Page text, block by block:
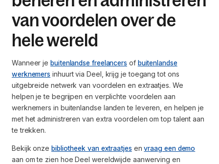
van voordelen over de
hele wereld
Wanneer jebuitenlandse freelancers of buitenlandse
werknemers inhuurt via Deel, krijg je toegang tot ons
uitgebreide netwerk van voordelen en extraatjes. We
helpen je te begrijpen en verplichte voordelen aan
werknemers in buitenlandse landen te leveren, en helpen je
met het administreren van extra voordelen om top talent aan
te trekken.
Bekijk onze bibliotheek van extraatjes envraag een demo
aan om te zien hoe Deel wereldwijde aanwerving en